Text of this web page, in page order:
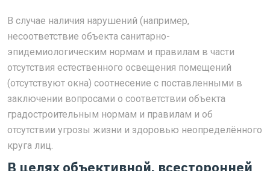
В случае наличия нарушений (например,
несоответствие объекта санитарно-
эпидемиологическим нормам и правилам в части
отсутствия естественного освещения помещений
(отсутствуют окна) соотнесение с поставленными в
заключении вопросами о соответствии объекта
градостроительным нормам и правилам и об
отсутствии угрозы жизни и здоровью неопределённого
круга лиц.
В целях объективной, всесторонней